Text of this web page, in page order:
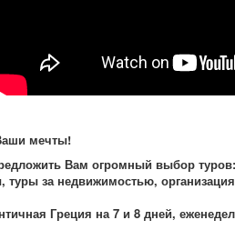
мечты!
Вам огромный выбор
туры за недвижимостью,
Греция на 7 и 8 дней,